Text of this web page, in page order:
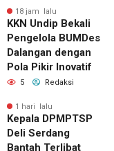
18 jam lalu
KKN Undip Bekali
Pengelola BUMDes
Dalangan dengan
Pola Pikir Inovatif
5 Redaksi
1 hari lalu
Kepala DPMPTSP
Deli Serdang
Bantah Terlibat